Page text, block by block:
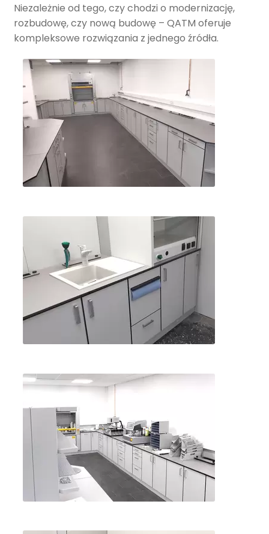
Niezależnie od tego, czy chodzi o modernizację,
rozbudowę, czy nową budowę – QATM oferuje
kompleksowe rozwiązania z jednego źródła.